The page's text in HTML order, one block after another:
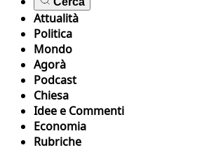
Attualità
Politica
Mondo
Agorà
Podcast
Chiesa
Idee e Commenti
Economia
Rubriche